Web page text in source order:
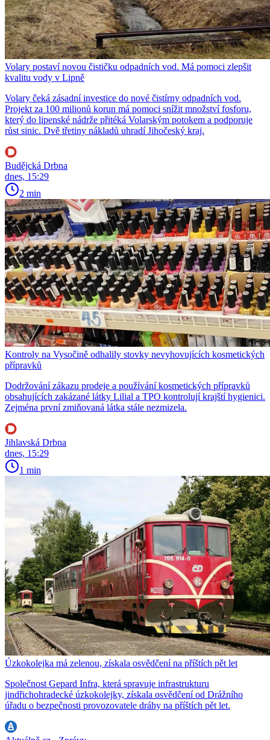
Volary postaví novou čističku odpadních vod. Má pomoci zlepšit
kvalitu vody v Lipně
Volary čeká zásadní investice do nové čistírny odpadních vod.
Projekt za 100 milionů korun má pomoci snížit množství fosforu,
který do lipenské nádrže přitéká Volarským potokem a podporuje
růst sinic. Dvě třetiny nákladů uhradí Jihočeský kraj.
Budějcká Drbna
dnes, 15:29
2 min
Kontroly na Vysočině odhalily stovky nevyhovujících kosmetických
přípravků
Dodržování zákazu prodeje a používání kosmetických přípravků
obsahujících zakázané látky Lilial a TPO kontrolují krajští hygienici.
Zejména první zmiňovaná látka stále nezmizela.
Jihlavská Drbna
dnes, 15:29
1 min
Úzkokolejka má zelenou, získala osvědčení na příštích pět let
Společnost Gepard Infra, která spravuje infrastrukturu
jindřichohradecké úzkokolejky, získala osvědčení od Drážního
úřadu o bezpečnosti provozovatele dráhy na příštích pět let.